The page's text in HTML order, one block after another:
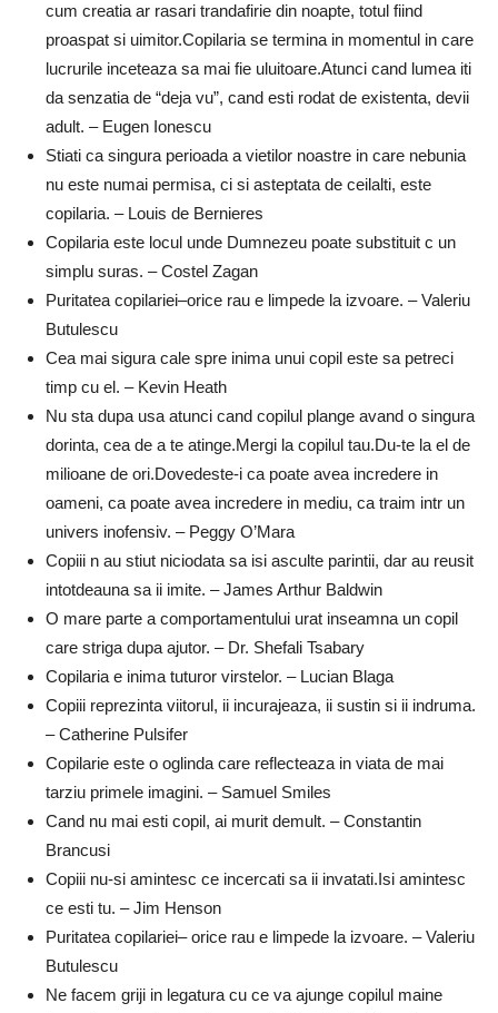
cum creatia ar rasari trandafirie din noapte, totul fiind
proaspat si uimitor.Copilaria se termina in momentul in care
lucrurile inceteaza sa mai fie uluitoare.Atunci cand lumea iti
da senzatia de “deja vu”, cand esti rodat de existenta, devii
adult. – Eugen Ionescu
Stiati ca singura perioada a vietilor noastre in care nebunia
nu este numai permisa, ci si asteptata de ceilalti, este
copilaria. – Louis de Bernieres
Copilaria este locul unde Dumnezeu poate substituit c un
simplu suras. – Costel Zagan
Puritatea copilariei–orice rau e limpede la izvoare. – Valeriu
Butulescu
Cea mai sigura cale spre inima unui copil este sa petreci
timp cu el. – Kevin Heath
Nu sta dupa usa atunci cand copilul plange avand o singura
dorinta, cea de a te atinge.Mergi la copilul tau.Du-te la el de
milioane de ori.Dovedeste-i ca poate avea incredere in
oameni, ca poate avea incredere in mediu, ca traim intr un
univers inofensiv. – Peggy O’Mara
Copiii n au stiut niciodata sa isi asculte parintii, dar au reusit
intotdeauna sa ii imite. – James Arthur Baldwin
O mare parte a comportamentului urat inseamna un copil
care striga dupa ajutor. – Dr. Shefali Tsabary
Copilaria e inima tuturor virstelor. – Lucian Blaga
Copiii reprezinta viitorul, ii incurajeaza, ii sustin si ii indruma.
– Catherine Pulsifer
Copilarie este o oglinda care reflecteaza in viata de mai
tarziu primele imagini. – Samuel Smiles
Cand nu mai esti copil, ai murit demult. – Constantin
Brancusi
Copiii nu-si amintesc ce incercati sa ii invatati.Isi amintesc
ce esti tu. – Jim Henson
Puritatea copilariei– orice rau e limpede la izvoare. – Valeriu
Butulescu
Ne facem griji in legatura cu ce va ajunge copilul maine